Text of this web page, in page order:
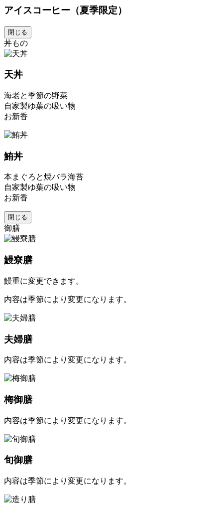
アイスコーヒー（夏季限定）
閉じる
丼もの
天丼
海老と季節の野菜
自家製ゆ葉の吸い物
お新香
鮪丼
本まぐろと焼バラ海苔
自家製ゆ葉の吸い物
お新香
閉じる
御膳
鰻寮膳
鰻重に変更できます。
内容は季節により変更になります。
夫婦膳
内容は季節により変更になります。
梅御膳
内容は季節により変更になります。
旬御膳
内容は季節により変更になります。